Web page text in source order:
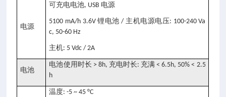
电源
可充电电池, USB 电源
5100 mA/h 3.6V锂电池 / 主机电源电压: 100-240 Va
c, 50-60 Hz
主机: 5 Vdc / 2A
电池
电池使用时长 > 8h, 充电时长: 充满 < 6.5h, 50% < 2.5
h
温度: -5 ~ 45 °C